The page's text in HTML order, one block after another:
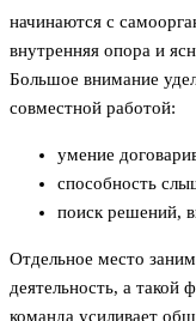
начинаются с
внутренняя опора и
Большое внимание
совместной работой:
умение
способность
поиск решений,
Отдельное место
деятельность, а такой
команда усиливает